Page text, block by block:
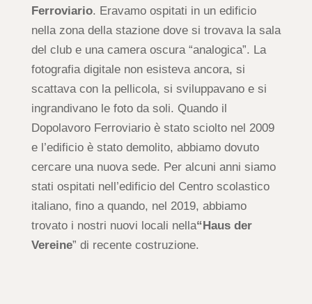
Ferroviario. Eravamo ospitati in un edificio
nella zona della stazione dove si trovava la sala
del club e una camera oscura “analogica”. La
fotografia digitale non esisteva ancora, si
scattava con la pellicola, si sviluppavano e si
ingrandivano le foto da soli. Quando il
Dopolavoro Ferroviario è stato sciolto nel 2009
e l’edificio è stato demolito, abbiamo dovuto
cercare una nuova sede. Per alcuni anni siamo
stati ospitati nell’edificio del Centro scolastico
italiano, fino a quando, nel 2019, abbiamo
trovato i nostri nuovi locali nella“Haus der
Vereine” di recente costruzione.